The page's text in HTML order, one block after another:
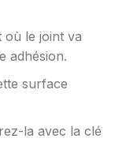
où le joint va
adhésion.
surface
la avec la clé